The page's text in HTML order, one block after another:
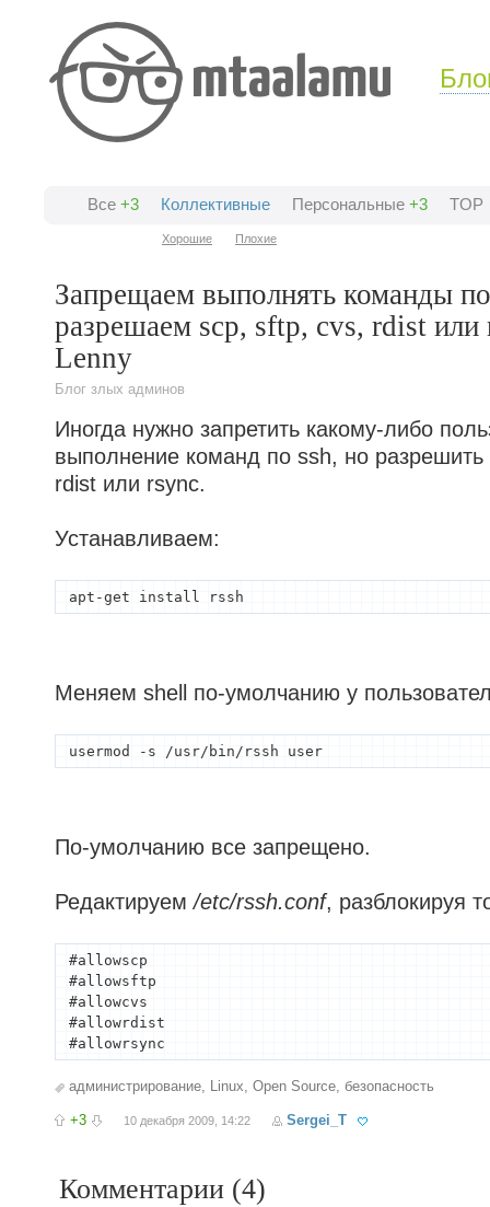
Все +3 Коллективные
Хорошие Плохие
Персональные +3 TOP
Запрещаем выполнять команды
разрешаем scp, sftp, cvs, rdist или
Lenny
Блог злых админов
Иногда нужно запретить какому-либо
выполнение команд по ssh, но
rdist или rsync.
Устанавливаем:
apt-get install rssh
Меняем shell по-умолчанию у
usermod -s /usr/bin/rssh user
По-умолчанию все запрещено.
Редактируем/etc/rssh.conf, разблокируя
#allowscp
#allowsftp
#allowcvs
#allowrdist
#allowrsync
администрирование, Linux, Open Source, безопасность
+3 10 декабря 2009, 14:22 Sergei_T
Комментарии (4)